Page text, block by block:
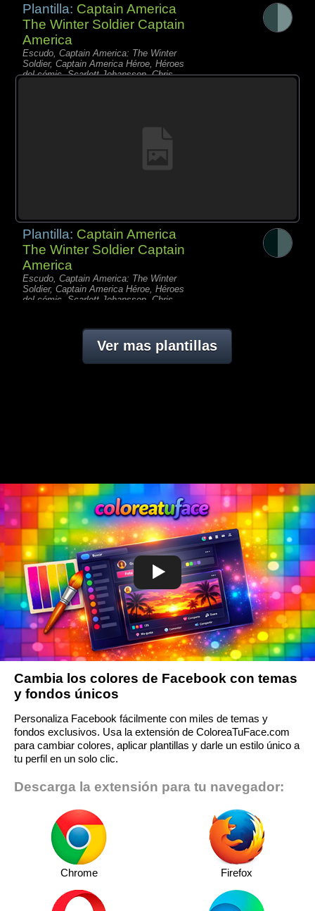
Plantilla: Captain America
The Winter Soldier Captain
America
Escudo, Captain America: The Winter
Soldier, Captain America Héroe, Héroes
del cómic, Scarlett Johansson, Chris
Plantilla: Captain America
The Winter Soldier Captain
America
Escudo, Captain America: The Winter
Soldier, Captain America Héroe, Héroes
del cómic, Scarlett Johansson, Chris
Ver mas plantillas
Cambia los colores de Facebook con temas
y fondos únicos
Personaliza Facebook fácilmente con miles de temas y
fondos exclusivos. Usa la extensión de ColoreaTuFace.com
para cambiar colores, aplicar plantillas y darle un estilo único a
tu perfil en un solo clic.
Descarga la extensión para tu navegador:
Chrome Firefox